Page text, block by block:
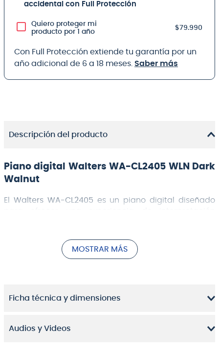
accidental con Full Protección
Quiero proteger mi
producto por 1 año
$79.990
Con Full Protección extiende tu garantía por un
año adicional de 6 a 18 meses. Saber más
Descripción del producto
Piano digital Walters WA-CL2405 WLN Dark
Walnut
El Walters WA-CL2405 es un piano digital diseñado
instrumento confiable para el hogar o el estudio.
MOSTRAR MÁS
Ficha técnica y dimensiones
Audios y Videos